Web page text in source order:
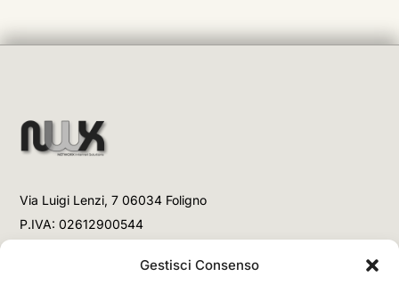
Gestisci Consenso
Via Luigi Lenzi, 7 06034 Foligno
P.IVA: 02612900544